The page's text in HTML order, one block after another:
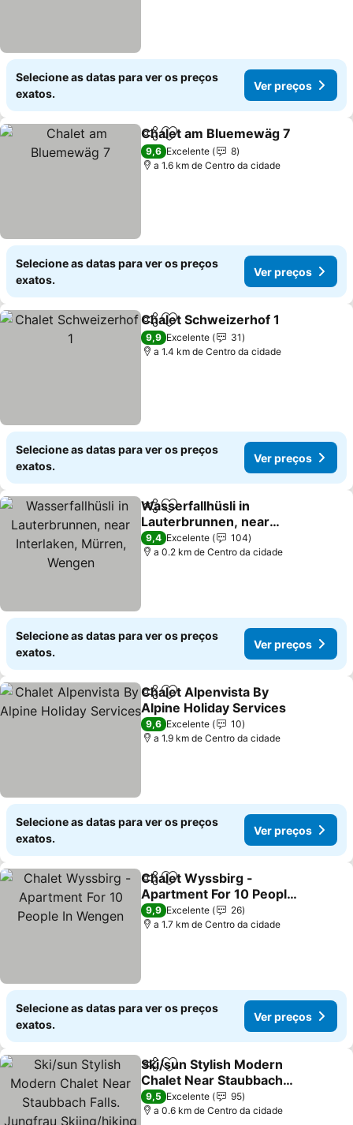
Selecione as datas para ver os preços
exatos.
Ver preços
PartilharAdicionar aos favoritos
Chalet am Bluemewäg 7
9,6 Excelente
8
a 1.6 km de Centro da cidade
Selecione as datas para ver os preços
exatos.
Ver preços
PartilharAdicionar aos favoritos
Chalet Schweizerhof 1
9,9 Excelente
31
a 1.4 km de Centro da cidade
Selecione as datas para ver os preços
exatos.
Ver preços
PartilharAdicionar aos favoritos
Wasserfallhüsli in
Lauterbrunnen, near
Interlaken, Mürren,
Wengen
Ver preços
9,4 Excelente
104
a 0.2 km de Centro da cidade
Selecione as datas para ver os preços
exatos.
Ver preços
PartilharAdicionar aos favoritos
Chalet Alpenvista By
Alpine Holiday Services
Ver preços
9,6 Excelente
10
a 1.9 km de Centro da cidade
Selecione as datas para ver os preços
exatos.
Ver preços
PartilharAdicionar aos favoritos
Chalet Wyssbirg -
Apartment For 10 People
In Wengen
Ver preços
9,9 Excelente
26
a 1.7 km de Centro da cidade
Selecione as datas para ver os preços
exatos.
Ver preços
PartilharAdicionar aos favoritos
Ski/sun Stylish Modern
Chalet Near Staubbach
Falls. Jungfrau
Skiing/hiking Area.
Ver preços
9,5 Excelente
95
a 0.6 km de Centro da cidade